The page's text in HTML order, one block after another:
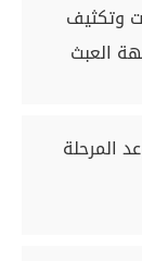
وتكثيف
العبث
المرحلة